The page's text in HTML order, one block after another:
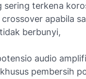
terkena
apabila
berbunyi,
audio
pembersih